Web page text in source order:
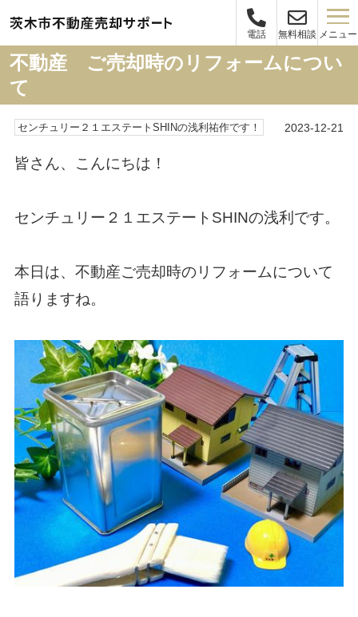
電話 無料相談 メニュー
不動産 ご売却時のリフォームについ
て
センチュリー２１エステートSHINの浅利祐作です！ 2023-12-21
皆さん、こんにちは！
センチュリー２１エステートSHINの浅利です。
本日は、不動産ご売却時のリフォームについて
語りますね。